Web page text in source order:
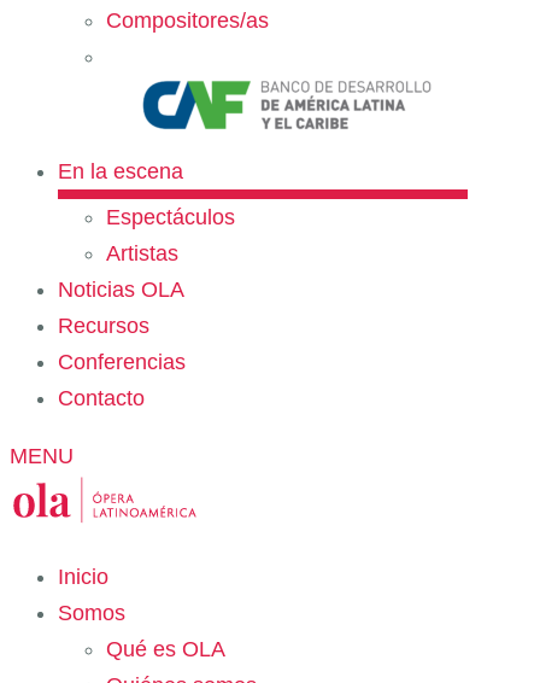
Compositores/as
En la escena
Espectáculos
Artistas
Noticias OLA
Recursos
Conferencias
Contacto
MENU
Inicio
Somos
Qué es OLA